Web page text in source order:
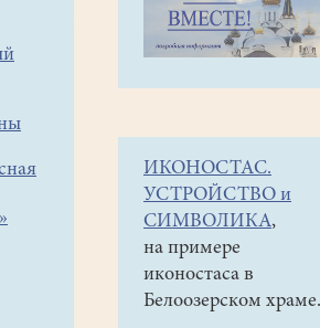
Концерт-
небом
голубым"
Г.Данской
КМЦ
"КЛИО"
23.12.17
ИКОНОСТАС.
УСТРОЙСТВО и
СИМВОЛИКА,
на примере
иконостаса в
Белоозерском храме.